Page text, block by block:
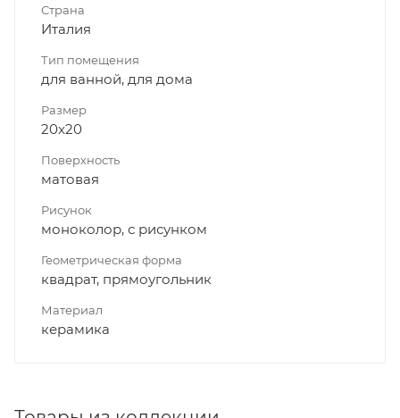
Страна
Италия
Тип помещения
для ванной, для дома
Размер
20x20
Поверхность
матовая
Рисунок
моноколор, с рисунком
Геометрическая форма
квадрат, прямоугольник
Материал
керамика